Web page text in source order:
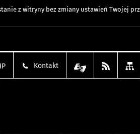
z witryny bez zmiany ustawień Twojej
Kontakt